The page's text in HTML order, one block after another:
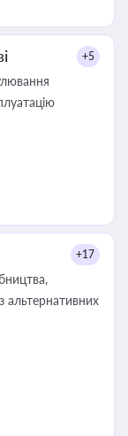
+5
+17
альтернативних